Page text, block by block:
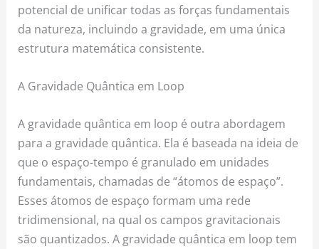
potencial de unificar todas as forças fundamentais
da natureza, incluindo a gravidade, em uma única
estrutura matemática consistente.
A Gravidade Quântica em Loop
A gravidade quântica em loop é outra abordagem
para a gravidade quântica. Ela é baseada na ideia de
que o espaço-tempo é granulado em unidades
fundamentais, chamadas de “átomos de espaço”.
Esses átomos de espaço formam uma rede
tridimensional, na qual os campos gravitacionais
são quantizados. A gravidade quântica em loop tem